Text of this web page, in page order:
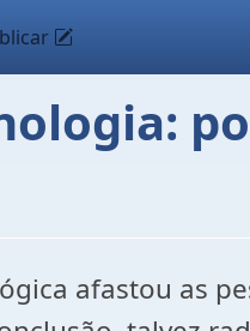
afastou as